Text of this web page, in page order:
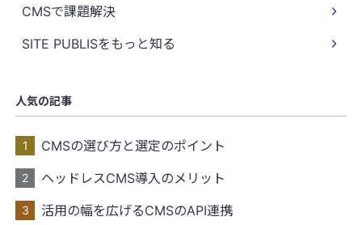
CMSで課題解決
SITE PUBLISをもっと知る
人気の記事
CMSの選び方と選定のポイント
ヘッドレスCMS導入のメリット
活用の幅を広げるCMSのAPI連携